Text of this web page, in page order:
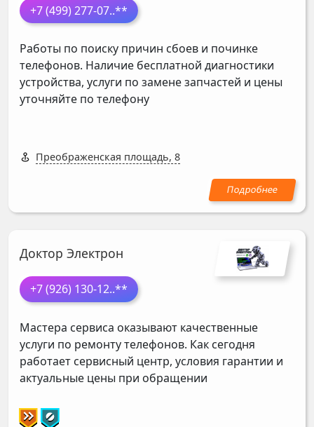
+7 (499) 277-07..**
Работы по поиску причин сбоев и починке
телефонов. Наличие бесплатной диагностики
устройства, услуги по замене запчастей и цены
уточняйте по телефону
Преображенская площадь, 8
Доктор Электрон
+7 (926) 130-12..**
Мастера сервиса оказывают качественные
услуги по ремонту телефонов. Как сегодня
работает сервисный центр, условия гарантии и
актуальные цены при обращении